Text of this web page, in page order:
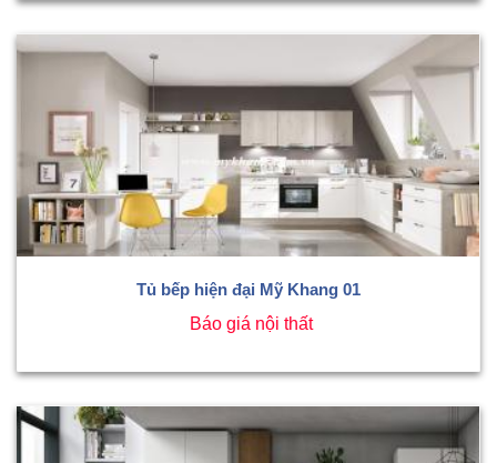
Tủ bếp hiện đại Mỹ Khang 01
Báo giá nội thất